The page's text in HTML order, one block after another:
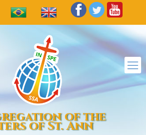
of the
of St. Ann